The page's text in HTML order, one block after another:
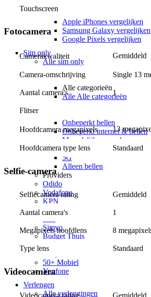
Apple iPhones vergelijken
Samsung Galaxy vergelijken
Google Pixels vergelijken
Sim only
Alle sim only
Categorieën
Alle categorieën
Alle categorieën
Alle Alle categorieën
Onbeperkt bellen
Onbeperkt internet & bellen
Maandelijks opzegbaar
Data only
5G
Alleen bellen
Providers
Odido
Vodafone
KPN
hollandsnieuwe
Simyo
Budget Thuis
Simpel
50+ Mobiel
Youfone
Verlengen
Alle verlengingen
Touchscreen
Fotocamera
Camerakwaliteit Gemiddeld
Camera-omschrijving Single 13
Aantal camera's 1
Flitser
Hoofdcamera megapixels 13
Hoofdcamera type lens Standaard
Selfie-camera
Selfiecamera rating Gemiddeld
Aantal camera's 1
Megapixels hoofdlens 8
Type lens Standaard
Videocamera
Videocamera rating Gemiddeld